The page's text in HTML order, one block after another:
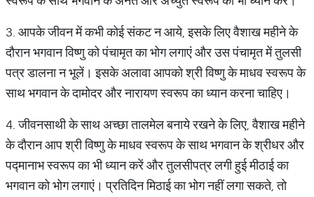
3. आपके जीवन में कभी कोई संकट न आये, इसके लिए वैशाख महीने के
दौरान भगवान विष्णु को पंचामृत का भोग लगाएं और उस पंचामृत में तुलसी
पत्र डालना न भूलें। इसके अलावा आपको श्री विष्णु के माधव स्वरूप के
साथ भगवान के दामोदर और नारायण स्वरूप का ध्यान करना चाहिए।
4. जीवनसाथी के साथ अच्छा तालमेल बनाये रखने के लिए, वैशाख महीने
के दौरान आप श्री विष्णु के माधव स्वरूप के साथ भगवान के श्रीधर और
पद्मानाभ स्वरूप का भी ध्यान करें और तुलसीपत्र लगी हुई मीठाई का
भगवान को भोग लगाएं। प्रतिदिन मिठाई का भोग नहीं लगा सकते, तो